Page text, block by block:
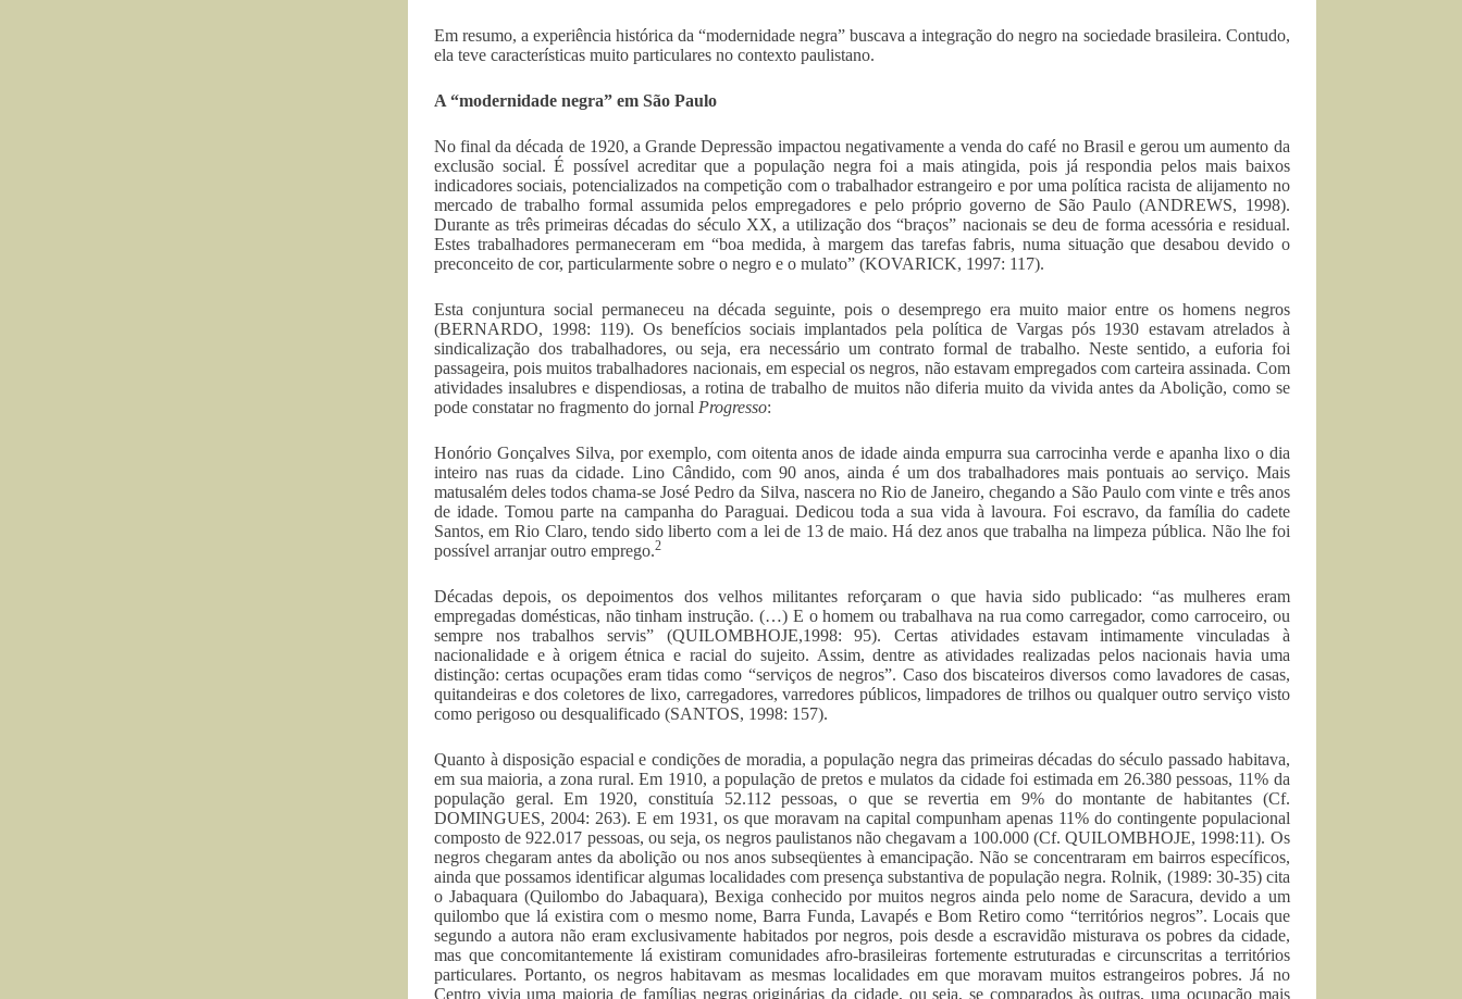
Em resumo, a experiência histórica da “modernidade negra” buscava a integração do negro na sociedade brasileira. Contudo,
ela teve características muito particulares no contexto paulistano.
A “modernidade negra” em São Paulo
No final da década de 1920, a Grande Depressão impactou negativamente a venda do café no Brasil e gerou um aumento da
exclusão social. É possível acreditar que a população negra foi a mais atingida, pois já respondia pelos mais baixos
indicadores sociais, potencializados na competição com o trabalhador estrangeiro e por uma política racista de alijamento no
mercado de trabalho formal assumida pelos empregadores e pelo próprio governo de São Paulo (ANDREWS, 1998).
Durante as três primeiras décadas do século XX, a utilização dos “braços” nacionais se deu de forma acessória e residual.
Estes trabalhadores permaneceram em “boa medida, à margem das tarefas fabris, numa situação que desabou devido o
preconceito de cor, particularmente sobre o negro e o mulato” (KOVARICK, 1997: 117).
Esta conjuntura social permaneceu na década seguinte, pois o desemprego era muito maior entre os homens negros
(BERNARDO, 1998: 119). Os benefícios sociais implantados pela política de Vargas pós 1930 estavam atrelados à
sindicalização dos trabalhadores, ou seja, era necessário um contrato formal de trabalho. Neste sentido, a euforia foi
passageira, pois muitos trabalhadores nacionais, em especial os negros, não estavam empregados com carteira assinada. Com
atividades insalubres e dispendiosas, a rotina de trabalho de muitos não diferia muito da vivida antes da Abolição, como se
pode constatar no fragmento do jornal Progresso:
Honório Gonçalves Silva, por exemplo, com oitenta anos de idade ainda empurra sua carrocinha verde e apanha lixo o dia
inteiro nas ruas da cidade. Lino Cândido, com 90 anos, ainda é um dos trabalhadores mais pontuais ao serviço. Mais
matusalém deles todos chama-se José Pedro da Silva, nascera no Rio de Janeiro, chegando a São Paulo com vinte e três anos
de idade. Tomou parte na campanha do Paraguai. Dedicou toda a sua vida à lavoura. Foi escravo, da família do cadete
Santos, em Rio Claro, tendo sido liberto com a lei de 13 de maio. Há dez anos que trabalha na limpeza pública. Não lhe foi
possível arranjar outro emprego.2
Décadas depois, os depoimentos dos velhos militantes reforçaram o que havia sido publicado: “as mulheres eram
empregadas domésticas, não tinham instrução. (…) E o homem ou trabalhava na rua como carregador, como carroceiro, ou
sempre nos trabalhos servis” (QUILOMBHOJE,1998: 95). Certas atividades estavam intimamente vinculadas à
nacionalidade e à origem étnica e racial do sujeito. Assim, dentre as atividades realizadas pelos nacionais havia uma
distinção: certas ocupações eram tidas como “serviços de negros”. Caso dos biscateiros diversos como lavadores de casas,
quitandeiras e dos coletores de lixo, carregadores, varredores públicos, limpadores de trilhos ou qualquer outro serviço visto
como perigoso ou desqualificado (SANTOS, 1998: 157).
Quanto à disposição espacial e condições de moradia, a população negra das primeiras décadas do século passado habitava,
em sua maioria, a zona rural. Em 1910, a população de pretos e mulatos da cidade foi estimada em 26.380 pessoas, 11% da
população geral. Em 1920, constituía 52.112 pessoas, o que se revertia em 9% do montante de habitantes (Cf.
DOMINGUES, 2004: 263). E em 1931, os que moravam na capital compunham apenas 11% do contingente populacional
composto de 922.017 pessoas, ou seja, os negros paulistanos não chegavam a 100.000 (Cf. QUILOMBHOJE, 1998:11). Os
negros chegaram antes da abolição ou nos anos subseqüentes à emancipação. Não se concentraram em bairros específicos,
ainda que possamos identificar algumas localidades com presença substantiva de população negra. Rolnik, (1989: 30-35) cita
o Jabaquara (Quilombo do Jabaquara), Bexiga conhecido por muitos negros ainda pelo nome de Saracura, devido a um
quilombo que lá existira com o mesmo nome, Barra Funda, Lavapés e Bom Retiro como “territórios negros”. Locais que
segundo a autora não eram exclusivamente habitados por negros, pois desde a escravidão misturava os pobres da cidade,
mas que concomitantemente lá existiram comunidades afro-brasileiras fortemente estruturadas e circunscritas a territórios
particulares. Portanto, os negros habitavam as mesmas localidades em que moravam muitos estrangeiros pobres. Já no
Centro vivia uma maioria de famílias negras originárias da cidade, ou seja, se comparados às outras, uma ocupação mais